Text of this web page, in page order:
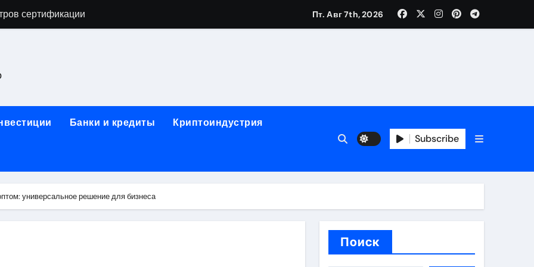
сертификации
и электрооборудование для ногтевого сервиса, наращивания ресниц и депиляции
базальтового теплоизоляционного шнура разных диаметров
для освоения актуальных профессий онлайн
данных назначение и виды
от проектной документации до противопожарных мероприятий и обустройства мест отдыха
Пт. Авг 7th, 2026
Банки и кредиты Криптоиндустрия
Subscribe
универсальное решение для бизнеса
Поиск